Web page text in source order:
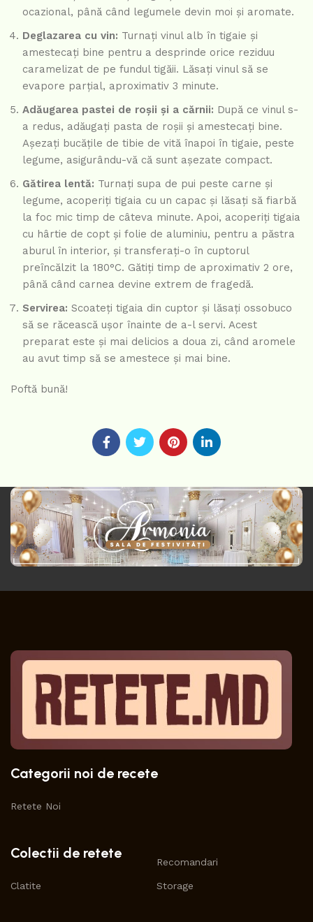
ocazional, până când legumele devin moi și aromate.
Deglazarea cu vin: Turnați vinul alb în tigaie și
amestecați bine pentru a desprinde orice reziduu
caramelizat de pe fundul tigăii. Lăsați vinul să se
evapore parțial, aproximativ 3 minute.
Adăugarea pastei de roșii și a cărnii: După ce vinul s-
a redus, adăugați pasta de roșii și amestecați bine.
Așezați bucățile de tibie de vită înapoi în tigaie, peste
legume, asigurându-vă că sunt așezate compact.
Gătirea lentă: Turnați supa de pui peste carne și
legume, acoperiți tigaia cu un capac și lăsați să fiarbă
la foc mic timp de câteva minute. Apoi, acoperiți tigaia
cu hârtie de copt și folie de aluminiu, pentru a păstra
aburul în interior, și transferați-o în cuptorul
preîncălzit la 180°C. Gătiți timp de aproximativ 2 ore,
până când carnea devine extrem de fragedă.
Servirea: Scoateți tigaia din cuptor și lăsați ossobuco
să se răcească ușor înainte de a-l servi. Acest
preparat este și mai delicios a doua zi, când aromele
au avut timp să se amestece și mai bine.
Poftă bună!
Categorii noi de recete
Retete Noi
Colectii de retete
Clatite
Recomandari
Storage